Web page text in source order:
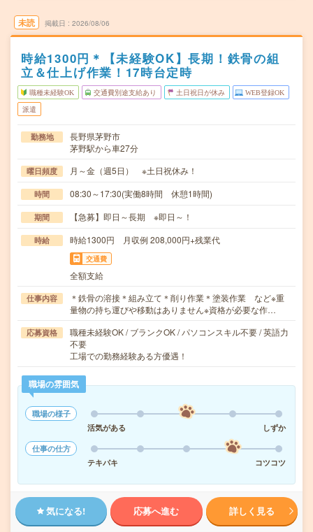
未読 掲載日 2026/08/06
時給1300円＊【未経験OK】長期！鉄骨の組
立＆仕上げ作業！17時台定時
職種未経験OK 交通費別途支給あり 土日祝日が休み WEB登録OK
派遣
勤務地
長野県茅野市
茅野駅から車27分
曜日頻度 月～金（週5日） ※土日祝休み！
時間 08:30～17:30(実働8時間 休憩1時間)
期間 【急募】即日～長期 ※即日～！
時給 時給1300円 月収例 208,000円+残業代
交通費
全額支給
仕事内容
＊鉄骨の溶接＊組み立て＊削り作業＊塗装作業 など※重
量物の持ち運びや移動はありません※資格が必要な作…
応募資格
職種未経験OK / ブランクOK / パソコンスキル不要 / 英語力
不要
工場での勤務経験ある方優遇！
職場の雰囲気
職場の様子
活気がある
しずか
仕事の仕方
テキパキ
コツコツ
気になる! 応募へ進む 詳しく見る